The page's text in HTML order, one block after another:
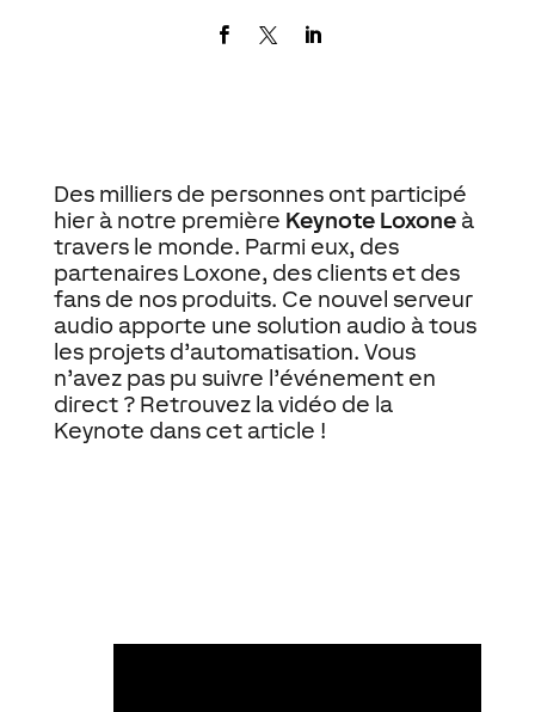
Des milliers de personnes ont participé
hier à notre première Keynote Loxoneà
travers le monde. Parmi eux, des
partenaires Loxone, des clients et des
fans de nos produits. Ce nouvel serveur
audio apporte une solution audio à tous
les projets d’automatisation. Vous
n’avez pas pu suivre l’événement en
direct ? Retrouvez la vidéo de la
Keynote dans cet article !